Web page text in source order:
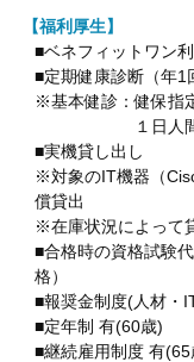
【福利厚生】
■ベネフィットワン
■定期健康診断（年1
※基本健診：健保指
１日人間ドッ
■実機貸し出し
※対象のIT機器（
償貸出
※在庫状況によって
■合格時の資格試験
格）
■報奨金制度(人材・
■定年制 有(60歳)
■継続雇用制度 有(65